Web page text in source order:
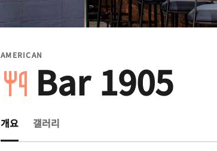
AMERICAN
Bar 1905
개요 갤러리